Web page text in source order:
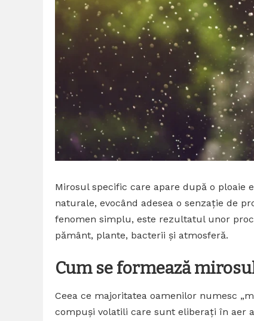
Mirosul specific care apare după o
naturale, evocând adesea o senzație de
fenomen simplu, este rezultatul unor
pământ, plante, bacterii și atmosferă.
Cum se formează
Ceea ce majoritatea oamenilor numesc
compuși volatili care sunt eliberați în aer